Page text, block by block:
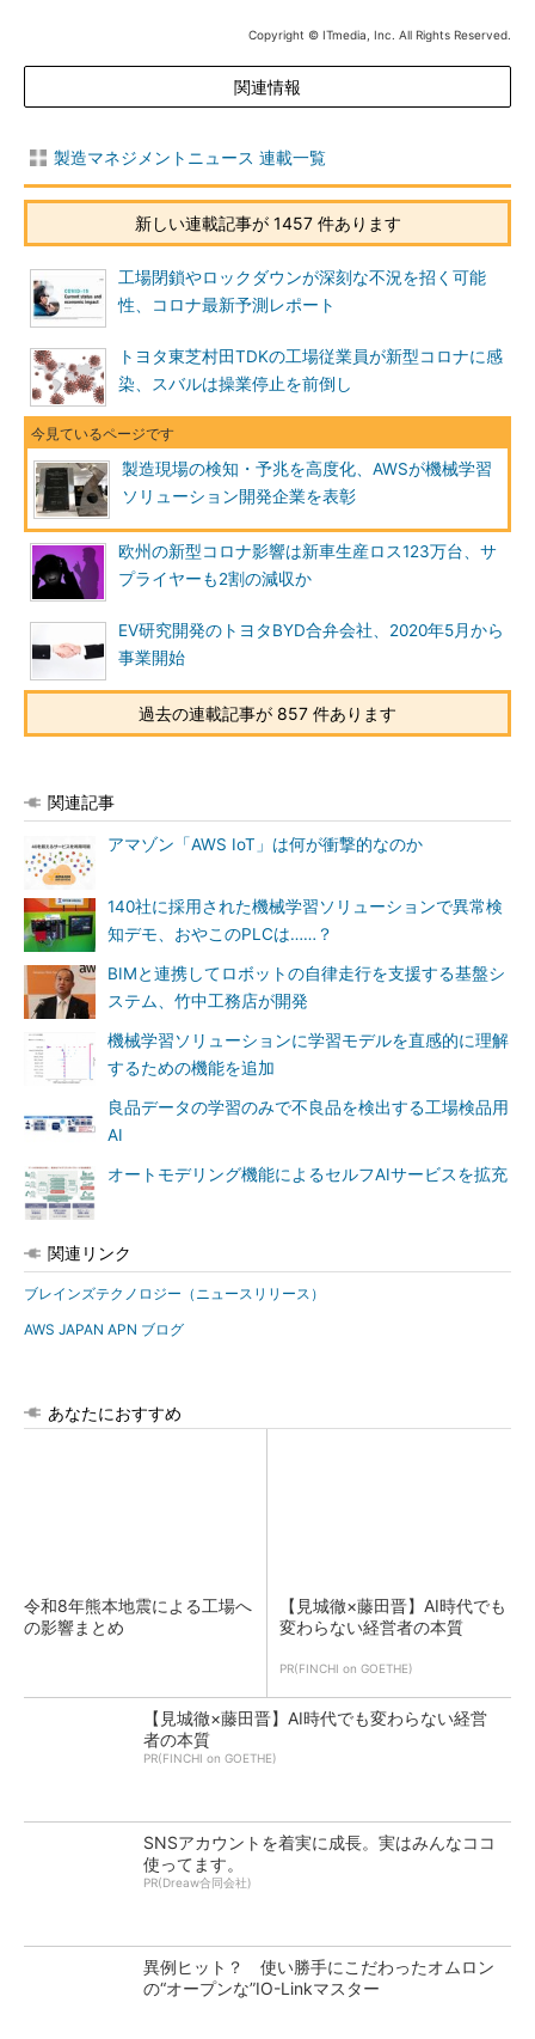
Copyright © ITmedia, Inc. All Rights Reserved.
関連情報
製造マネジメントニュース 連載一覧
新しい連載記事が 1457 件あります
工場閉鎖やロックダウンが深刻な不況を招く可能
性、コロナ最新予測レポート
トヨタ東芝村田TDKの工場従業員が新型コロナに感
染、スバルは操業停止を前倒し
製造現場の検知・予兆を高度化、AWSが機械学習
ソリューション開発企業を表彰
欧州の新型コロナ影響は新車生産ロス123万台、サ
プライヤーも2割の減収か
EV研究開発のトヨタBYD合弁会社、2020年5月から
事業開始
過去の連載記事が 857 件あります
関連記事
アマゾン「AWS IoT」は何が衝撃的なのか
140社に採用された機械学習ソリューションで異常検
知デモ、おやこのPLCは……？
BIMと連携してロボットの自律走行を支援する基盤シ
ステム、竹中工務店が開発
機械学習ソリューションに学習モデルを直感的に理解
するための機能を追加
良品データの学習のみで不良品を検出する工場検品用
AI
オートモデリング機能によるセルフAIサービスを拡充
関連リンク
ブレインズテクノロジー（ニュースリリース）
AWS JAPAN APN ブログ
あなたにおすすめ
令和8年熊本地震による工場へ
の影響まとめ
【見城徹×藤田晋】AI時代でも
変わらない経営者の本質
PR(FINCHI on GOETHE)
【見城徹×藤田晋】AI時代でも変わらない経営
者の本質
PR(FINCHI on GOETHE)
SNSアカウントを着実に成長。実はみんなココ
使ってます。
PR(Dreaw合同会社)
異例ヒット？ 使い勝手にこだわったオムロン
の“オープンな”IO-Linkマスター